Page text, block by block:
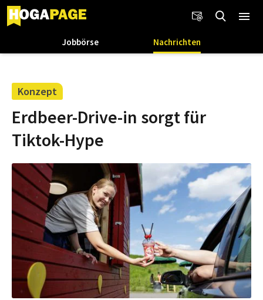
Jobbörse Nachrichten
Konzept
Erdbeer-Drive-in sorgt für
Tiktok-Hype